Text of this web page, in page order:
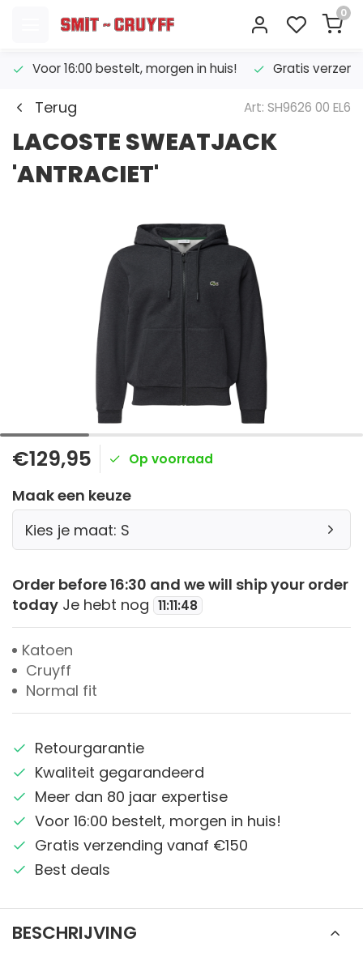
0
Voor 16:00 bestelt, morgen in huis! Gratis
Terug Art: SH9626 00 EL6
LACOSTE SWEATJACK
'ANTRACIET'
€129,95 Op voorraad
Maak een keuze
Kies je maat: S
Order before 16:30 and we will ship your order
today Je hebt nog 11:11:48
Katoen
Cruyff
Normal fit
Retourgarantie
Kwaliteit gegarandeerd
Meer dan 80 jaar expertise
Voor 16:00 bestelt, morgen in huis!
Gratis verzending vanaf €150
Best deals
BESCHRIJVING